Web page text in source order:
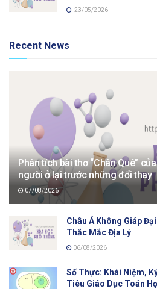
23/05/2026
Recent News
Phân tích bài thơ “Chân Quê”
người ở lại trước những đổi thay
07/08/2026
Châu Á Không Giáp
Thắc Mắc Địa Lý
06/08/2026
Số Thực: Khái Niệm,
Tiêu Giáo Dục Toán